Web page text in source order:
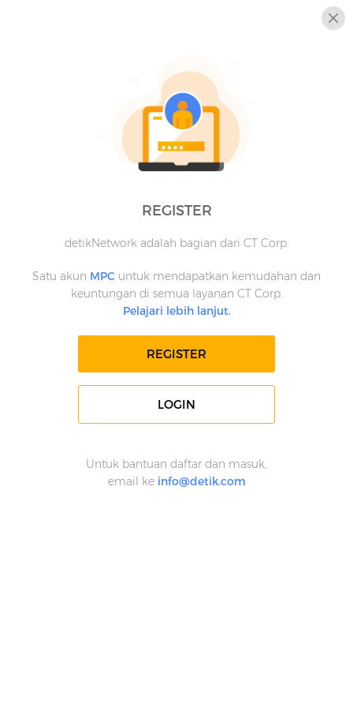
REGISTER
detikNetwork adalah bagian dari CT Corp.
Satu akun MPC untuk mendapatkan kemudahan dan
keuntungan di semua layanan CT Corp.
Pelajari lebih lanjut.
REGISTER
LOGIN
Untuk bantuan daftar dan masuk,
email ke info@detik.com